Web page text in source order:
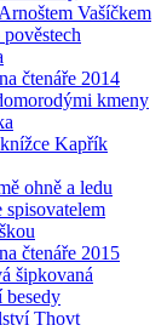
Vašíčkem
čtenáře 2014
kmeny
Kapřík
ohně a ledu
spisovatelem
čtenáře 2015
šipkovaná
Thovt